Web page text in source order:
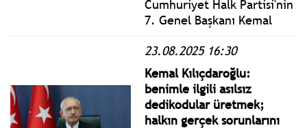
Cumhuriyet Halk Partisi'nin
7. Genel Başkanı Kemal
2016 tarihinde Şavşat’tan
Artvin’e giderken terör
örgütünün saldırısında
çıkan çatışmada şehit
düşen kahraman askerimiz
23.08.2025 16:30
Kemal Kılıçdaroğlu:
benimle ilgili asılsız
dedikodular üretmek;
halkın gerçek sorunlarını